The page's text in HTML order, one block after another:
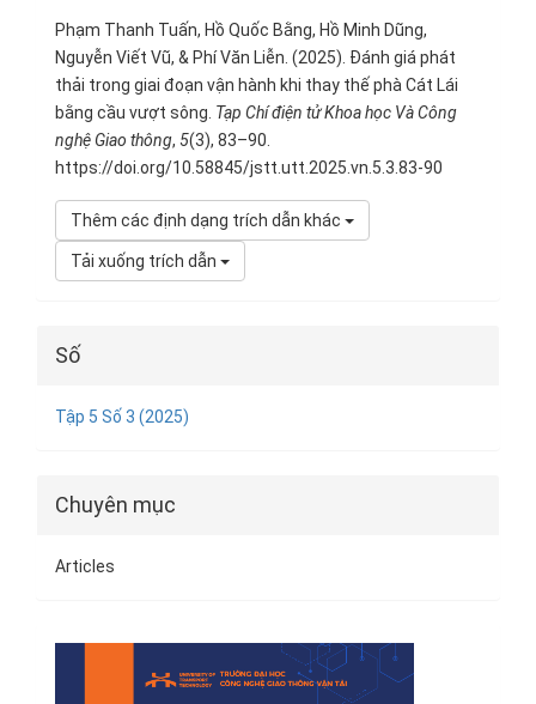
Phạm Thanh Tuấn, Hồ Quốc Bằng, Hồ Minh Dũng,
Nguyễn Viết Vũ, & Phí Văn Liễn. (2025). Đánh giá phát
thải trong giai đoạn vận hành khi thay thế phà Cát Lái
bằng cầu vượt sông. Tạp Chí điện tử Khoa học Và Công
nghệ Giao thông, 5(3), 83–90.
https://doi.org/10.58845/jstt.utt.2025.vn.5.3.83-90
Thêm các định dạng trích dẫn khác
Tải xuống trích dẫn
Số
Tập 5 Số 3 (2025)
Chuyên mục
Articles
Bìa